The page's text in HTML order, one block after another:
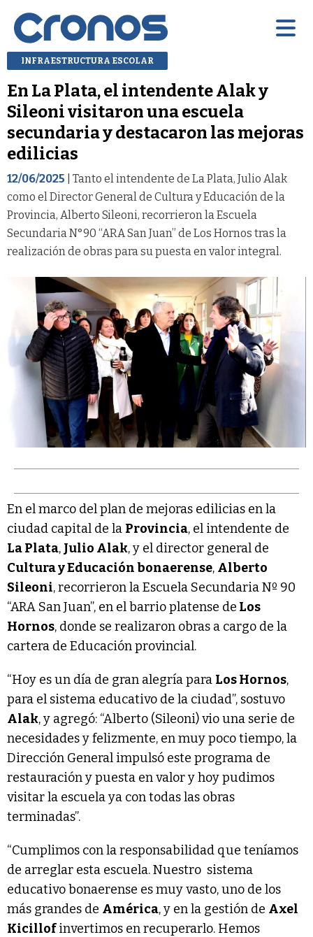
INFRAESTRUCTURA ESCOLAR
En La Plata, el intendente Alak y
Sileoni visitaron una escuela
secundaria y destacaron las mejoras
edilicias
12/06/2025 | Tanto el intendente de La Plata, Julio Alak
como el Director General de Cultura y Educación de la
Provincia, Alberto Sileoni, recorrieron la Escuela
Secundaria N°90 “ARA San Juan” de Los Hornos tras la
realización de obras para su puesta en valor integral.
En el marco del plan de mejoras edilicias en la
ciudad capital de la Provincia, el intendente de
La Plata, Julio Alak, y el director general de
Cultura y Educación bonaerense, Alberto
Sileoni, recorrieron la Escuela Secundaria Nº 90
“ARA San Juan”, en el barrio platense de Los
Hornos, donde se realizaron obras a cargo de la
cartera de Educación provincial.
“Hoy es un día de gran alegría para Los Hornos,
para el sistema educativo de la ciudad”, sostuvo
Alak, y agregó: “Alberto (Sileoni) vio una serie de
necesidades y felizmente, en muy poco tiempo, la
Dirección General impulsó este programa de
restauración y puesta en valor y hoy pudimos
visitar la escuela ya con todas las obras
terminadas”.
“Cumplimos con la responsabilidad que teníamos
de arreglar esta escuela. Nuestro sistema
educativo bonaerense es muy vasto, uno de los
más grandes de América, y en la gestión de Axel
Kicillofinvertimos en recuperarlo. Hemos